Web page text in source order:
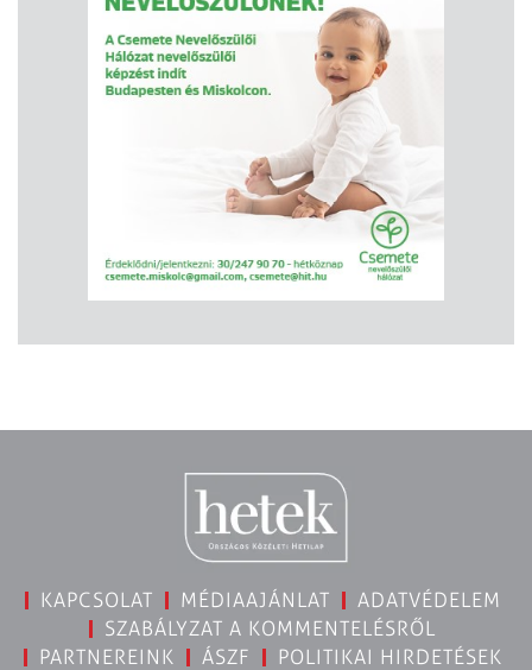
KAPCSOLAT MÉDIAAJÁNLAT
ADATVÉDELEM
SZABÁLYZAT A KOMMENTELÉSRŐL
PARTNEREINK
ÁSZF
POLITIKAI HIRDETÉSEK